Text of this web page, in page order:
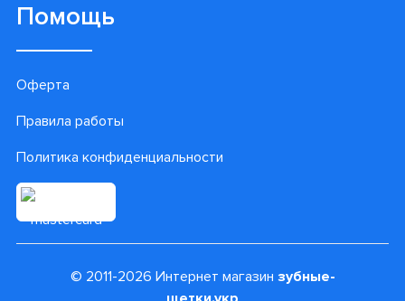
Помощь
Оферта
Правила работы
Политика конфиденциальности
© 2011-2026 Интернет магазин зубные-